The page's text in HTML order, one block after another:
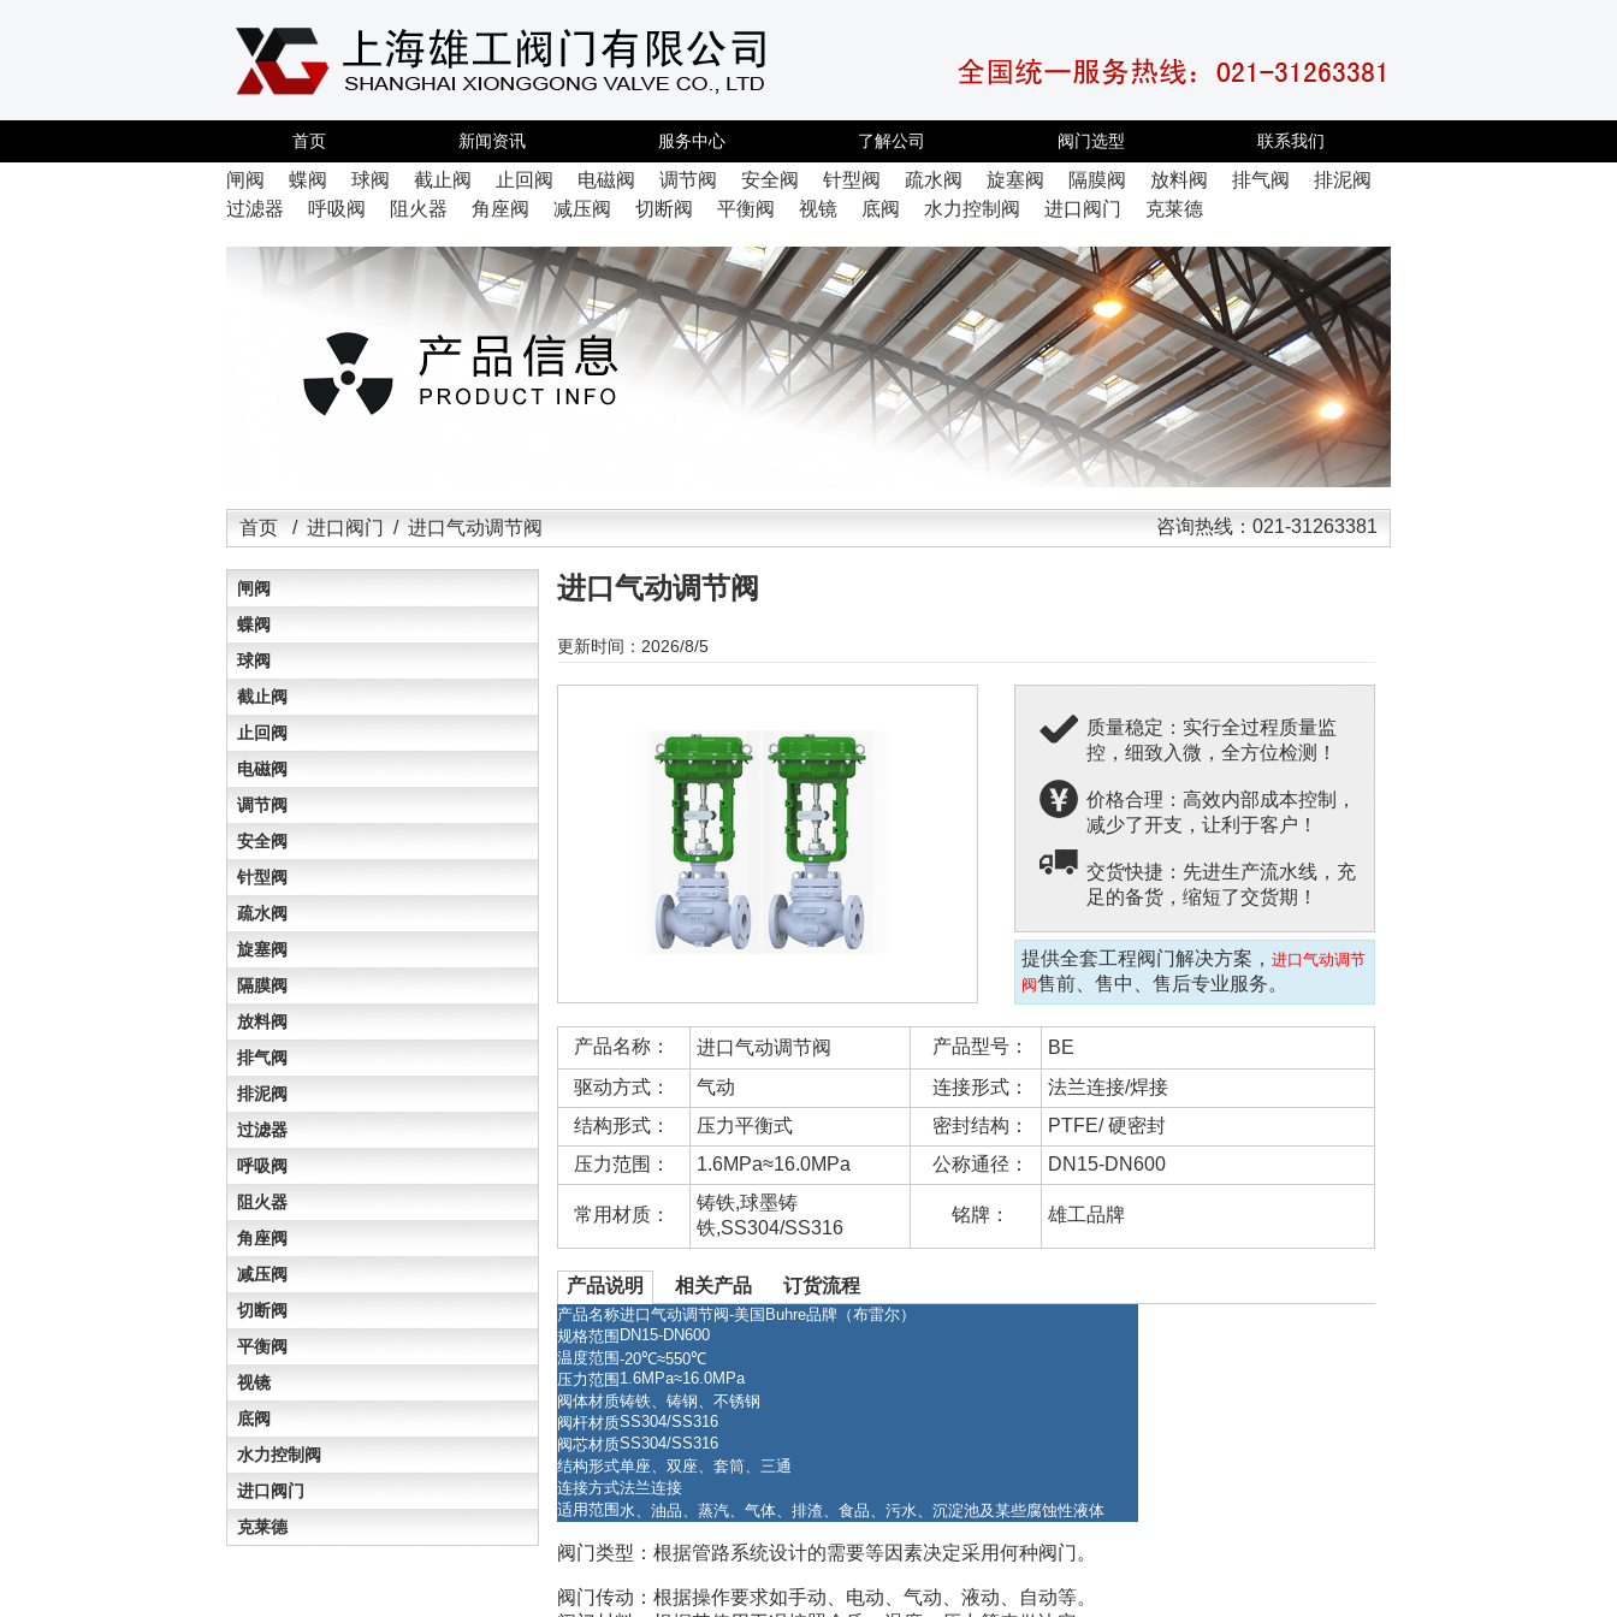
首页 新闻资讯 服务中心 了解公司 阀门选型 联系我们
闸阀 蝶阀 球阀 截止阀 止回阀 电磁阀 调节阀 安全阀 针型阀 疏水阀 旋塞阀 隔膜阀 放料阀 排气阀
排泥阀
过滤器
呼吸阀 阻火器 角座阀 减压阀 切断阀 平衡阀 视镜 底阀 水力控制阀 进口阀门 克莱德
首页 / 进口阀门 / 进口气动调节阀 咨询热线：021-31263381
闸阀
蝶阀
球阀
截止阀
止回阀
电磁阀
调节阀
安全阀
针型阀
疏水阀
旋塞阀
隔膜阀
放料阀
排气阀
排泥阀
过滤器
呼吸阀
阻火器
角座阀
减压阀
切断阀
平衡阀
视镜
底阀
水力控制阀
进口阀门
克莱德
进口气动调节阀
更新时间：2026/8/5
质量稳定：实行全过程质量监
控，细致入微，全方位检测！
价格合理：高效内部成本控制，
减少了开支，让利于客户！
交货快捷：先进生产流水线，充
足的备货，缩短了交货期！
提供全套工程阀门解决方案， 进口气动调节
阀售前、售中、售后专业服务。
产品名称： 进口气动调节阀 产品型号：
BE
驱动方式：
气动 连接形式：
法兰连接/焊接
结构形式：
压力平衡式 密封结构：
PTFE/ 硬密封
压力范围：
1.6MPa≈16.0MPa 公称通径： DN15-DN600
常用材质：
铸铁,球墨铸
铁,SS304/SS316
铭牌： 雄工品牌
产品说明 相关产品 订货流程
产品名称进口气动调节阀-美国Buhre品牌（布雷尔）
规格范围 DN15-DN600
温度范围-20℃≈550℃
压力范围 1.6MPa≈16.0MPa
阀体材质铸铁、铸钢、不锈钢
阀杆材质SS304/SS316
阀芯材质SS304/SS316
结构形式单座、双座、套筒、三通
连接方式法兰连接
适用范围水、油品、蒸汽、气体、排渣、食品、污水、沉淀池及某些腐蚀性液体
阀门类型：根据管路系统设计的需要等因素决定采用何种阀门。
阀门传动：根据操作要求如手动、电动、气动、液动、自动等。